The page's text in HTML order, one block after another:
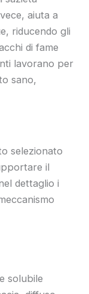
aiuta a
riducendo gli
di fame
lavorano per
sano,
selezionato
il
dettaglio i
solubile